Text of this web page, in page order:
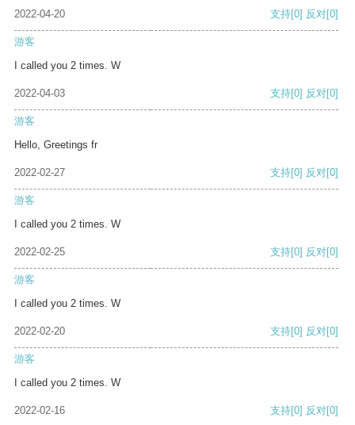
2022-04-20 支持[0] 反对[0]
游客
I called you 2 times. W
2022-04-03 支持[0] 反对[0]
游客
Hello, Greetings fr
2022-02-27 支持[0] 反对[0]
游客
I called you 2 times. W
2022-02-25 支持[0] 反对[0]
游客
I called you 2 times. W
2022-02-20 支持[0] 反对[0]
游客
I called you 2 times. W
2022-02-16 支持[0] 反对[0]